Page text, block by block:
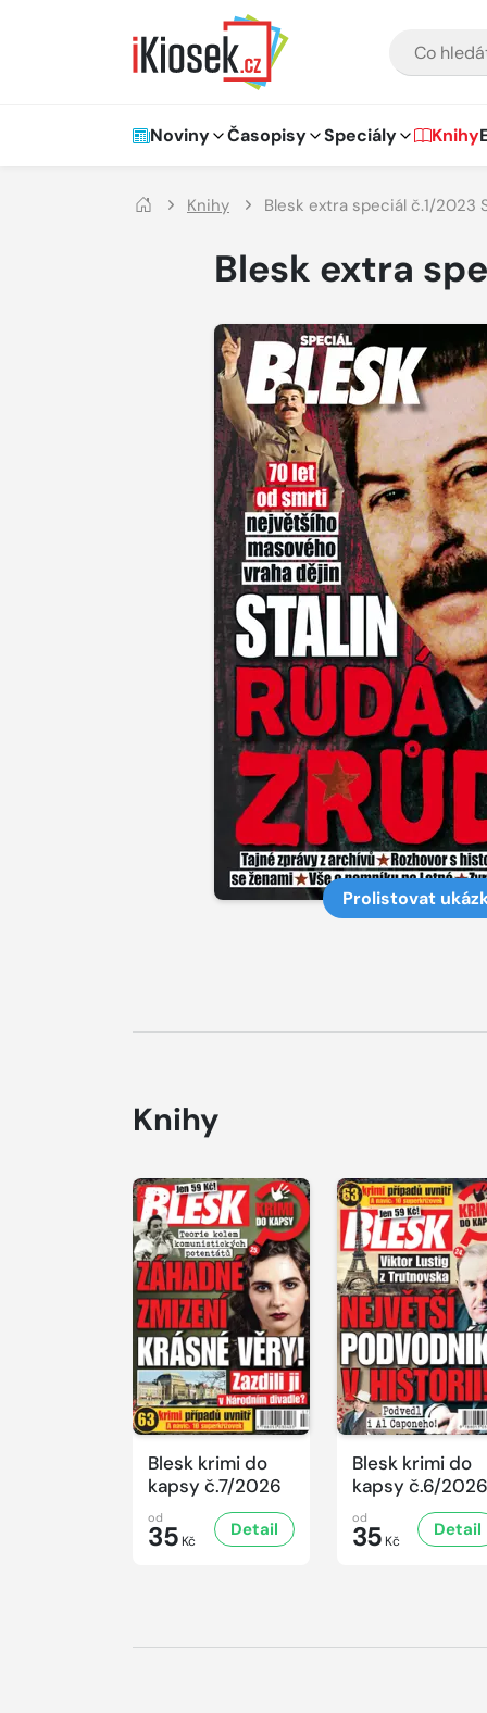
Hlavní navigace
Noviny Časopisy Speciály Knihy
Knihy Blesk extra speciál č.1/2023
Blesk extra
Prolistovat
Knihy
Blesk krimi do
kapsy č.7/2026
od
35 Kč
Detail
Blesk krimi do
kapsy č.6/2026
od
35 Kč
Detail